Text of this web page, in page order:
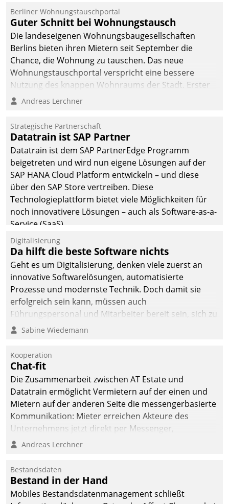
Berliner Wohnungstauschportal
Guter Schnitt bei Wohnungstausch
Die landeseigenen Wohnungsbaugesellschaften
Berlins bieten ihren Mietern seit September die
Chance, die Wohnung zu tauschen. Das neue
Wohnungstauschportal verspricht eine bessere
Nutzung des knappen Wohnraums der Stadt. Erster
Anwendungsfall für Datatrains Lösung API-Hub mit
Unternehmen.
Andreas Lerchner
Strategische Partnerschaft
Datatrain ist SAP Partner
Datatrain ist dem SAP PartnerEdge Programm
beigetreten und wird nun eigene Lösungen auf der
SAP HANA Cloud Platform entwickeln – und diese
über den SAP Store vertreiben. Diese
Technologieplattform bietet viele Möglichkeiten für
noch innovativere Lösungen – auch als Software-as-a-
Service (SaaS).
Digitalisierung
Da hilft die beste Software nichts
Geht es um Digitalisierung, denken viele zuerst an
innovative Softwarelösungen, automatisierte
Prozesse und modernste Technik. Doch damit sie
erfolgreich sein kann, müssen auch
Führungspersonal und Mitarbeiter bereit sein, sich zu
verändern und anzupassen, sonst werden sie an ihr
Sabine Wiedemann
Kooperation
Chat-fit
Die Zusammenarbeit zwischen AT Estate und
Datatrain ermöglicht Vermietern auf der einen und
Mietern auf der anderen Seite die messengerbasierte
Kommunikation: Mieter erreichen Akteure des
Unternehmens jetzt direkt per Messenger,
Mitarbeiter oder Dienstleister empfangen oder
Andreas Lerchner
Bestandsdaten
Bestand in der Hand
Mobiles Bestandsdatenmanagement schließt